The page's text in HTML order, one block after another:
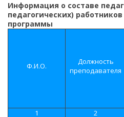
Информация о составе
педагогических)
программы
Ф.И.О.
Должность
преподавателя
1 2